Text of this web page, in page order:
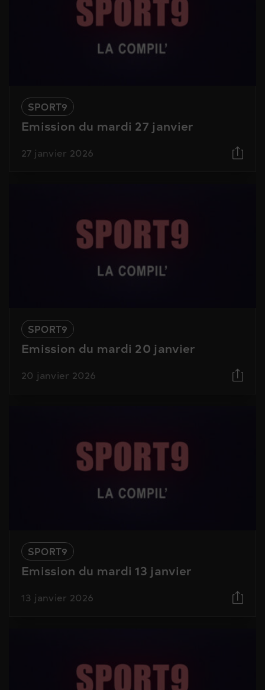
SPORT9
Emission du mardi 27 janvier
27 janvier 2026
SPORT9
Emission du mardi 20 janvier
20 janvier 2026
SPORT9
Emission du mardi 13 janvier
13 janvier 2026